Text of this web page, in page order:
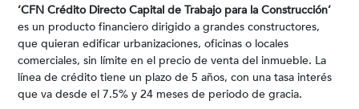
‘CFN Crédito Directo Capital de Trabajo para la Construcción’
es un producto financiero dirigido a grandes constructores,
que quieran edificar urbanizaciones, oficinas o locales
comerciales, sin límite en el precio de venta del inmueble. La
línea de crédito tiene un plazo de 5 años, con una tasa interés
que va desde el 7.5% y 24 meses de periodo de gracia.